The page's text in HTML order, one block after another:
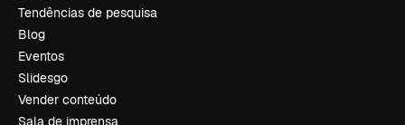
Tendências de pesquisa
Blog
Eventos
Slidesgo
Vender conteúdo
Sala de imprensa